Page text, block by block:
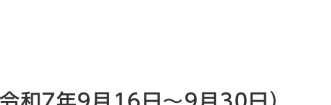
和7年9月16日～9月30日）